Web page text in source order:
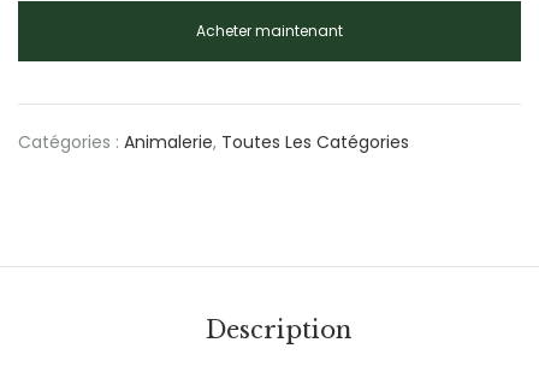
Acheter maintenant
Catégories : Animalerie, Toutes Les Catégories
Description